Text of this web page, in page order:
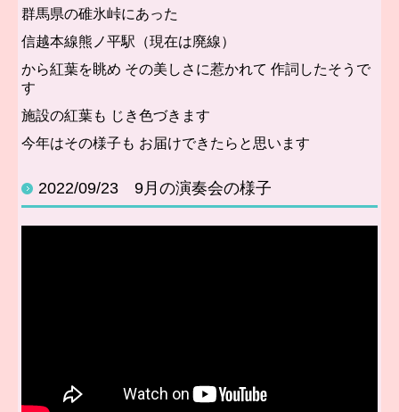
群馬県の碓氷峠にあった
信越本線熊ノ平駅（現在は廃線）
から紅葉を眺め その美しさに惹かれて作詞したそうで
す
施設の紅葉も じき色づきます
今年はその様子も お届けできたらと思います
2022/09/23 9月の演奏会の様子